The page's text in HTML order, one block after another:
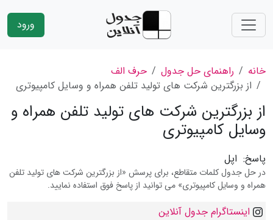
ورود
خانه راهنمای حل جدول
حرف الف
از بزرگترین شركت های تولید تلفن همراه و وسایل كامپیوتری
از بزرگترین شركت های تولید تلفن همراه و
وسایل كامپیوتری
پاسخ: اپل
در حل جدول کلمات متقاطع، برای پرسش «از بزرگترین شركت های تولید تلفن
همراه و وسایل كامپیوتری» می توانید از پاسخ فوق استفاده نمایید.
اینستاگرام جدول آنلاین